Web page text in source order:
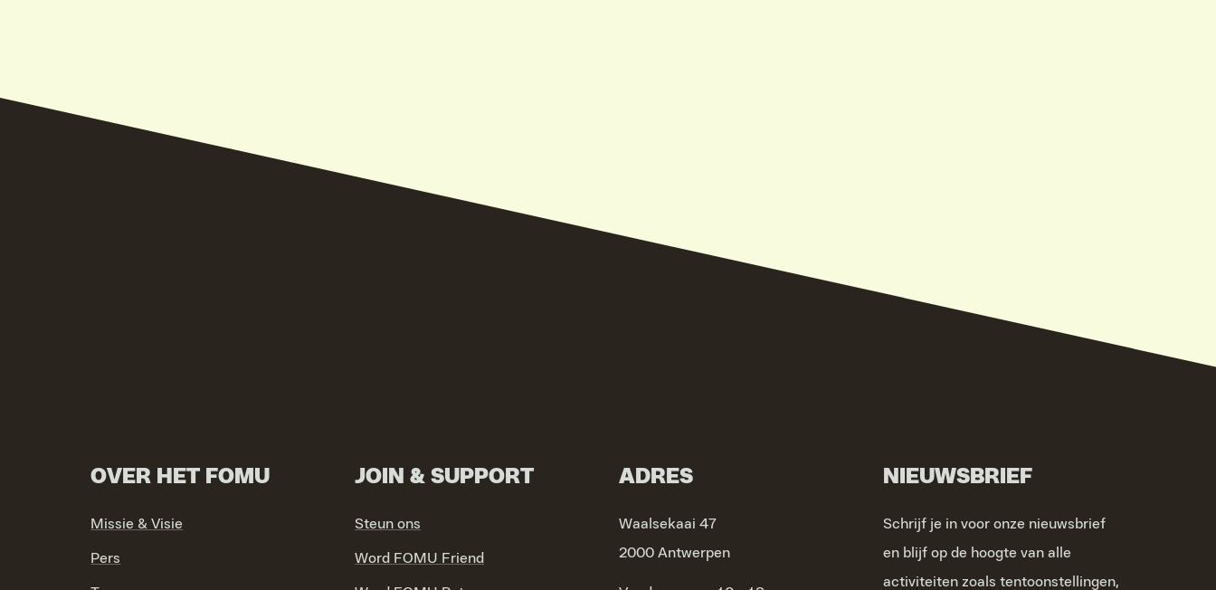
OVER HET FOMU
Missie & Visie
Pers
JOIN & SUPPORT
Steun ons
Word FOMU Friend
ADRES
Waalsekaai 47
2000 Antwerpen
NIEUWSBRIEF
Schrijf je in voor onze nieuwsbrief
en blijf op de hoogte van alle
activiteiten zoals tentoonstellingen,